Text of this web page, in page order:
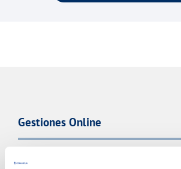
Gestiones Online